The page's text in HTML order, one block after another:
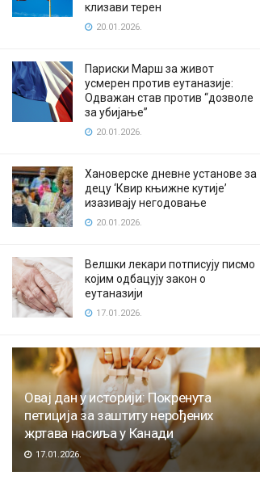
клизави терен
20.01.2026.
Париски Марш за живот
усмерен против еутаназије:
Одважан став против “дозволе
за убијање”
20.01.2026.
Хановерске дневне установе за
децу ‘Квир књижне кутије’
изазивају негодовање
20.01.2026.
Велшки лекари потписују писмо
којим одбацују закон о
еутаназији
17.01.2026.
Овај дан у историји: Покренута
петиција за заштиту нерођених
жртава насиља у Канади
17.01.2026.